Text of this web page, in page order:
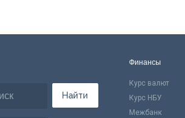
Найти
Финансы
Курс валют
Курс НБУ
Межбанк